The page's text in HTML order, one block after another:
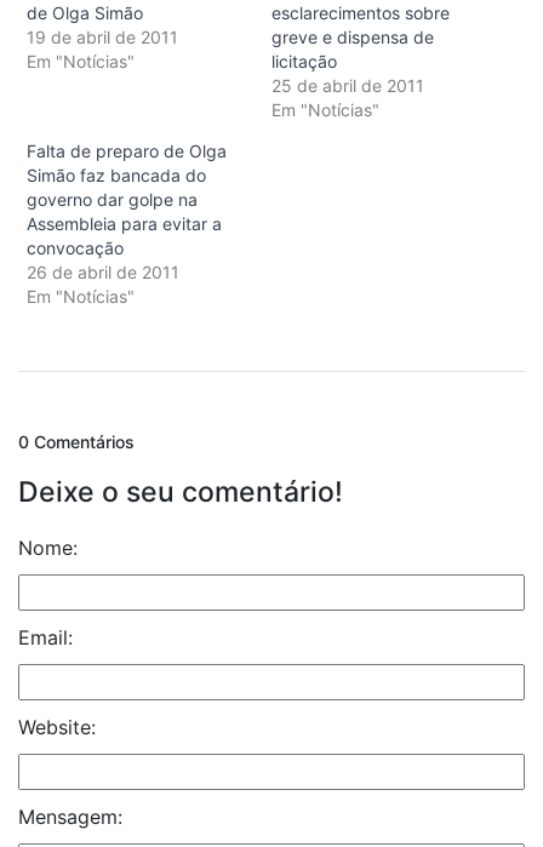
de Olga Simão
19 de abril de 2011
Em "Notícias"
esclarecimentos sobre
greve e dispensa de
licitação
25 de abril de 2011
Em "Notícias"
Falta de preparo de Olga
Simão faz bancada do
governo dar golpe na
Assembleia para evitar a
convocação
26 de abril de 2011
Em "Notícias"
0 Comentários
Deixe o seu comentário!
Nome:
Email:
Website:
Mensagem: